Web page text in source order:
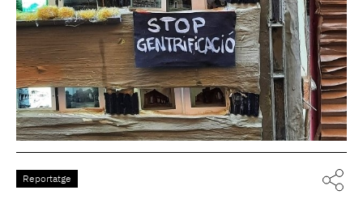
Reportatge